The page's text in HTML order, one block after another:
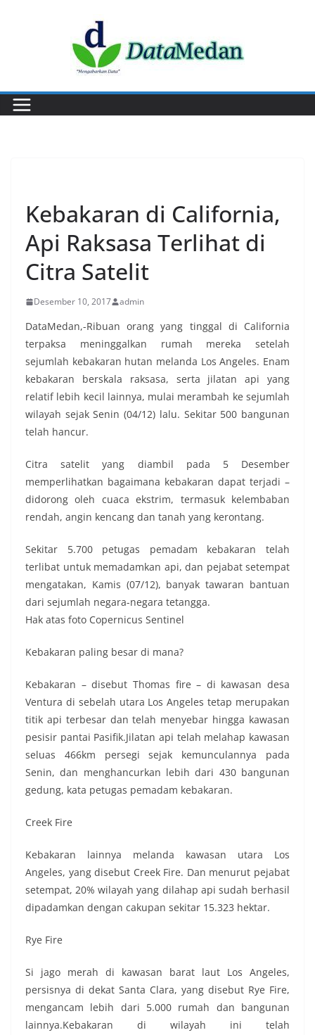
Kebakaran di California,
Api Raksasa Terlihat di
Citra Satelit
Desember 10, 2017 admin
DataMedan,-Ribuan orang yang tinggal di California
terpaksa meninggalkan rumah mereka setelah
sejumlah kebakaran hutan melanda Los Angeles. Enam
kebakaran berskala raksasa, serta jilatan api yang
relatif lebih kecil lainnya, mulai merambah ke sejumlah
wilayah sejak Senin (04/12) lalu. Sekitar 500 bangunan
telah hancur.
Citra satelit yang diambil pada 5 Desember
memperlihatkan bagaimana kebakaran dapat terjadi –
didorong oleh cuaca ekstrim, termasuk kelembaban
rendah, angin kencang dan tanah yang kerontang.
Sekitar 5.700 petugas pemadam kebakaran telah
terlibat untuk memadamkan api, dan pejabat setempat
mengatakan, Kamis (07/12), banyak tawaran bantuan
dari sejumlah negara-negara tetangga.
Hak atas foto Copernicus Sentinel
Kebakaran paling besar di mana?
Kebakaran – disebut Thomas fire – di kawasan desa
Ventura di sebelah utara Los Angeles tetap merupakan
titik api terbesar dan telah menyebar hingga kawasan
pesisir pantai Pasifik.Jilatan api telah melahap kawasan
seluas 466km persegi sejak kemunculannya pada
Senin, dan menghancurkan lebih dari 430 bangunan
gedung, kata petugas pemadam kebakaran.
Creek Fire
Kebakaran lainnya melanda kawasan utara Los
Angeles, yang disebut Creek Fire. Dan menurut pejabat
setempat, 20% wilayah yang dilahap api sudah berhasil
dipadamkan dengan cakupan sekitar 15.323 hektar.
Rye Fire
Si jago merah di kawasan barat laut Los Angeles,
persisnya di dekat Santa Clara, yang disebut Rye Fire,
mengancam lebih dari 5.000 rumah dan bangunan
lainnya.Kebakaran di wilayah ini telah